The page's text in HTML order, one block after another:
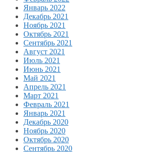
Январь 2022
Декабрь 2021
Ноябрь 2021
Октябрь 2021
Сентябрь 2021
Август 2021
Июль 2021
Июнь 2021
Май 2021
Апрель 2021
Март 2021
Февраль 2021
Январь 2021
Декабрь 2020
Ноябрь 2020
Октябрь 2020
Сентябрь 2020